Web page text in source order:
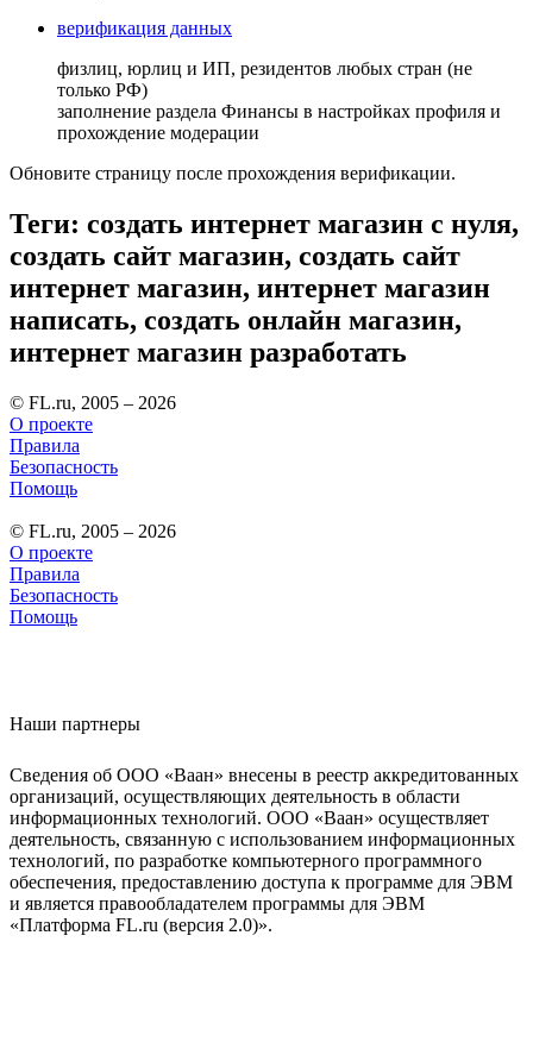
верификация данных
физлиц, юрлиц и ИП, резидентов любых стран (не
только РФ)
заполнение раздела Финансы в настройках профиля и
прохождение модерации
Обновите страницу после прохождения верификации.
Теги: создать интернет магазин с нуля,
создать сайт магазин, создать сайт
интернет магазин, интернет магазин
написать, создать онлайн магазин,
интернет магазин разработать
© FL.ru, 2005 – 2026
О проекте
Правила
Безопасность
Помощь
© FL.ru, 2005 – 2026
О проекте
Правила
Безопасность
Помощь
Наши партнеры
Сведения об ООО «Ваан» внесены в реестр аккредитованных
организаций, осуществляющих деятельность в области
информационных технологий. ООО «Ваан» осуществляет
деятельность, связанную с использованием информационных
технологий, по разработке компьютерного программного
обеспечения, предоставлению доступа к программе для ЭВМ
и является правообладателем программы для ЭВМ
«Платформа FL.ru (версия 2.0)».